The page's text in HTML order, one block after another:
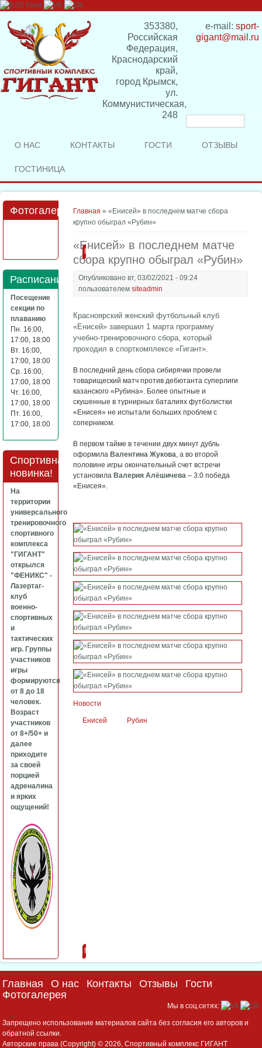
353380,
Российская
Федерация,
Краснодарский
край,
город Крымск,
ул.
Коммунистическая,
248
e-mail: sport-
gigant@mail.ru
поиска
О НАС КОНТАКТЫ ГОСТИ ОТЗЫВЫ
ГОСТИНИЦА
Вы здесь
Главная » «Енисей» в последнем матче сбора
крупно обыграл «Рубин»
«Енисей» в последнем матче
сбора крупно обыграл «Рубин»
Опубликовано вт, 03/02/2021 - 09:24
пользователемsiteadmin
Красноярский женский футбольный клуб
«Енисей» завершил 1 марта программу
учебно-тренировочного сбора, который
проходил в спорткомплексе «Гигант».
В последний день сбора сибирячки провели
товарищеский матч против дебютанта суперлиги
казанского «Рубина». Более опытные и
скушенные в турнирных баталиях футболистки
«Енисея» не испытали больших проблем с
соперником.
В первом тайме в течении двух минут дубль
оформила Валентина Жукова, а во второй
половине игры окончательный счет встречи
установила Валерия Алёшичева – 3:0 победа
«Енисея».
Новости
Енисей Рубин
Фотогалерея
Подробнее
Расписание
Посещение
секции по
плаванию
Пн. 16:00,
17:00, 18:00
Вт. 16:00,
17:00, 18:00
Ср. 16:00,
17:00, 18:00
Чт. 16:00,
17:00, 18:00
Пт. 16:00,
17:00, 18:00
Спортивная
новинка!
На
территории
универсального
тренировочного
спортивного
комплекса
"ГИГАНТ"
открылся
"ФЕНИКС" -
Лазертаг-
клуб
военно-
спортивных
и
тактических
игр. Группы
участников
игры
формируются
от 8 до 18
человек.
Возраст
участников
от 8+/50+ и
далее
приходите
за своей
порцией
адреналина
и ярких
ощущений!
Подробнее
Главная О нас Контакты Отзывы
Гости
Фотогалерея
Мы в соц.сетях:
Запрещено использование материалов сайта без согласия его авторов и
обратной ссылки.
Авторские права (Copyright) © 2026, Спортивный комплекс ГИГАНТ